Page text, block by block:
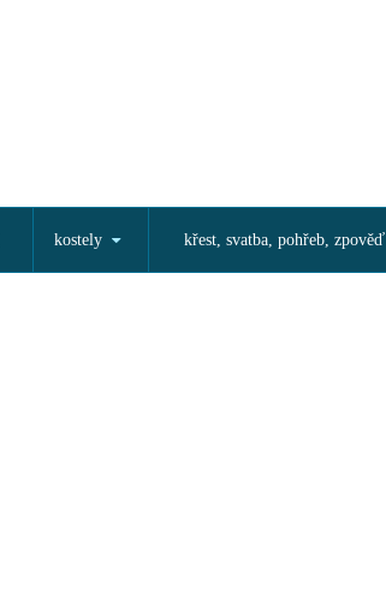
kostely křest, svatba, pohřeb, zpověď